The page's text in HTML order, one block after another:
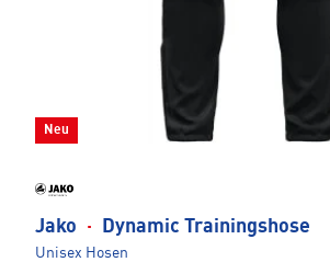
Neu
Jako · Dynamic Trainingshose
Unisex Hosen